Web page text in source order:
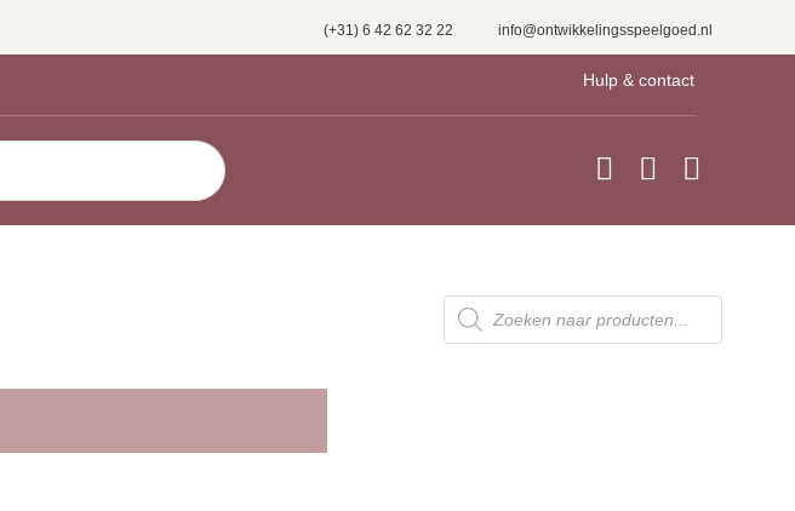
info@ontwikkelingsspeelgoed.nl
(+31) 6 42 62 32 22
Hulp & contact
  
Producten
zoeken